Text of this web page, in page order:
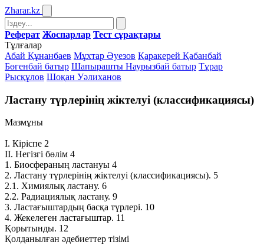
Zharar.kz
Реферат Жоспарлар Тест сұрақтары
Тұлғалар
Абай Құнанбаев Мұхтар Әуезов Қаракерей Қабанбай
Бөгенбай батыр Шапырашты Наурызбай батыр Тұрар
Рысқұлов Шоқан Уәлиханов
Ластану түрлерінің жіктелуі (классификациясы)
Мазмұны
І. Кіріспе 2
ІІ. Негізгі бөлім 4
1. Биосфераның ластануы 4
2. Ластану түрлерінің жіктелуі (классификациясы). 5
2.1. Химиялық ластану. 6
2.2. Радиациялық ластану. 9
3. Ластағыштардың басқа түрлері. 10
4. Жекелеген ластағыштар. 11
Қорытынды. 12
Қолданылған әдебиеттер тізімі